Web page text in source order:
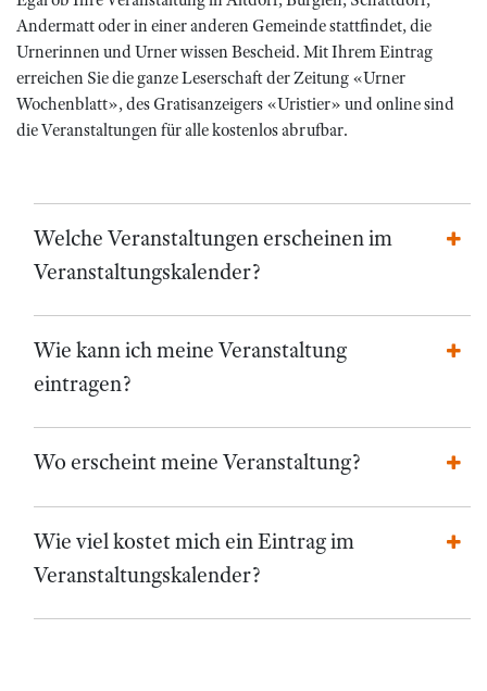
Andermatt oder in einer anderen Gemeinde stattfindet, die
Urnerinnen und Urner wissen Bescheid. Mit Ihrem Eintrag
erreichen Sie die ganze Leserschaft der Zeitung «Urner
Wochenblatt», des Gratisanzeigers «Uristier» und online sind
die Veranstaltungen für alle kostenlos abrufbar.
Welche Veranstaltungen erscheinen im
Veranstaltungskalender?
Wie kann ich meine Veranstaltung
eintragen?
Wo erscheint meine Veranstaltung?
Wie viel kostet mich ein Eintrag im
Veranstaltungskalender?